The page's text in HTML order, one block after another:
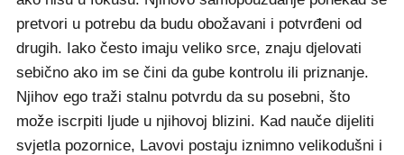
pretvori u potrebu da budu obožavani i potvrđeni od
drugih. Iako često imaju veliko srce, znaju djelovati
sebično ako im se čini da gube kontrolu ili priznanje.
Njihov ego traži stalnu potvrdu da su posebni, što
može iscrpiti ljude u njihovoj blizini. Kad nauče dijeliti
svjetla pozornice, Lavovi postaju iznimno velikodušni i